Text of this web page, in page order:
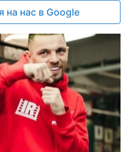
на нас в Google